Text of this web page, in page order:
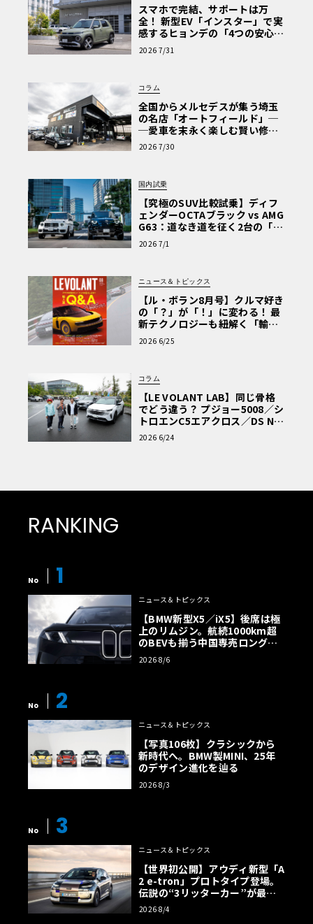
スマホで完結、サポートは万
全！ 新型EV「インスター」で実
感するヒョンデの「4つの安心」
【第1回・ヒョンデ6つの疑問：
Why? Hyundai?】〈PR〉
2026 7/31
コラム
全国からメルセデスが集う埼玉
の名店「オートフィールド」─
─愛車を末永く楽しむ賢い修理
術と、プロがフックス製オイル
を選ぶ理由〈PR〉
2026 7/30
国内試乗
【究極のSUV比較試乗】ディフ
ェンダーOCTAブラック vs AMG
G63：道なき道を征く2台の「対
極的アプローチ」
2026 7/1
ニュース＆トピックス
【ル・ボラン8月号】クルマ好き
の「？」が「！」に変わる！ 最
新テクノロジーも紐解く「輸入
車Q&A」
2026 6/25
コラム
【LE VOLANT LAB】同じ骨格
でどう違う？ プジョー5008／シ
トロエンC5エアクロス／DS Nº4
読者一気乗りレポート
2026 6/24
RANKING
No 1
ニュース＆トピックス
【BMW新型X5／iX5】後席は極
上のリムジン。航続1000km超
のBEVも揃う中国専売ロング仕
様の全貌
2026 8/6
No 2
ニュース＆トピックス
【写真106枚】クラシックから
新時代へ。BMW製MINI、25年
のデザイン進化を辿る
2026 8/3
No 3
ニュース＆トピックス
【世界初公開】アウディ新型「A
2 e-tron」プロトタイプ登場。
伝説の“3リッターカー”が最高
効率エントリーBEVとして復活
【画像38枚】
2026 8/4